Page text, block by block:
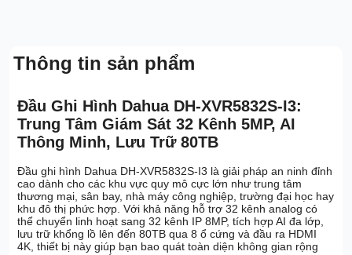
Thông tin sản phẩm
Đầu Ghi Hình Dahua DH-XVR5832S-I3:
Trung Tâm Giám Sát 32 Kênh 5MP, AI
Thông Minh, Lưu Trữ 80TB
Đầu ghi hình Dahua DH-XVR5832S-I3 là giải pháp an ninh đỉnh
cao dành cho các khu vực quy mô cực lớn như trung tâm
thương mại, sân bay, nhà máy công nghiệp, trường đại học hay
khu đô thị phức hợp. Với khả năng hỗ trợ 32 kênh analog có
thể chuyển linh hoạt sang 32 kênh IP 8MP, tích hợp AI đa lớp,
lưu trữ khổng lồ lên đến 80TB qua 8 ổ cứng và đầu ra HDMI
4K, thiết bị này giúp bạn bao quát toàn diện không gian rộng